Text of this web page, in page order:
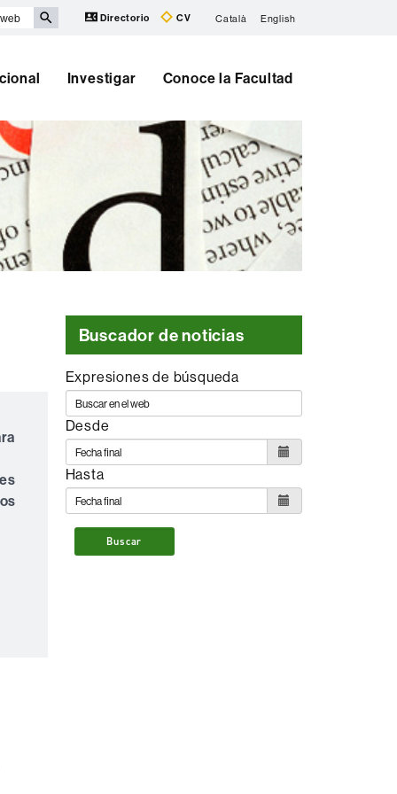
Directorio CV Català English
Investigar Conoce la Facultad
Buscador de noticias
Expresiones de búsqueda
Desde
Hasta
Buscar